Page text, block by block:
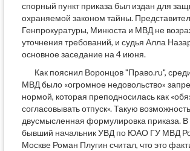
спорный пункт приказа был издан для
охраняемой законом тайны.
Генпрокуратуры, Минюста и МВД не
уточнения требований, и судья Алла
основное заседание на 4 июня.
Как пояснил Воронцов "Право.ru",
МВД было «огромное недовольство»
нормой, которая преподносилась как
согласовывать отпуск». Такую
двусмысленная формулировка приказа. В
бывший начальник УВД по ЮАО ГУ МВД
Москве Роман Плугин считал, что это